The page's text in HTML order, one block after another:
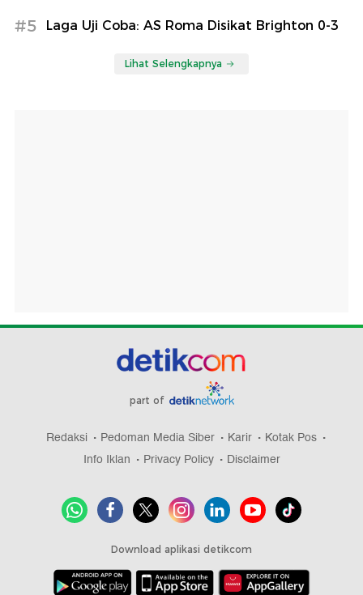
#5 Laga Uji Coba: AS Roma Disikat Brighton 0-3
Lihat Selengkapnya
part of
Redaksi Pedoman Media Siber Karir
Kotak Pos
Info Iklan
Privacy Policy Disclaimer
Download aplikasi detikcom